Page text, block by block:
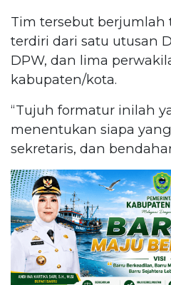
Tim tersebut berjumlah
terdiri dari satu utusan
DPW, dan lima
kabupaten/kota.
“Tujuh formatur inilah
menentukan siapa
sekretaris, dan